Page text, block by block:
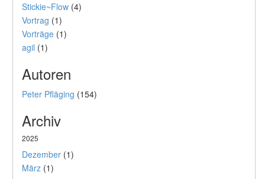
Stickie~Flow (4)
Vortrag (1)
Vorträge (1)
agil (1)
Autoren
Peter Pfläging (154)
Archiv
2025
Dezember (1)
März (1)